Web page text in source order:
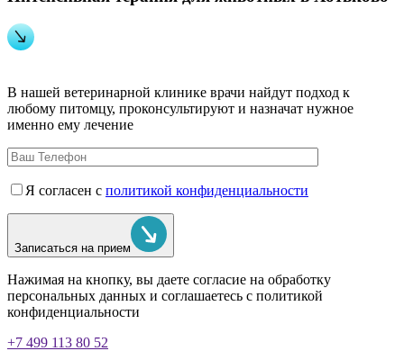
В нашей ветеринарной клинике врачи найдут подход к
любому питомцу, проконсультируют и назначат нужное
именно ему лечение
Я согласен с политикой конфиденциальности
Записаться на прием
Нажимая на кнопку, вы даете согласие на обработку
персональных данных и соглашаетесь c политикой
конфиденциальности
+7 499 113 80 52